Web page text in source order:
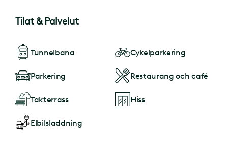
Tilat & Palvelut
Tunnelbana Cykelparkering
Parkering Restaurang och café
Takterrass Hiss
Elbilsladdning